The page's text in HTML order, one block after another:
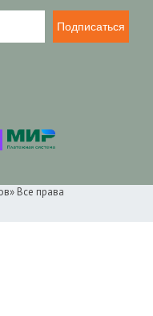
Подписаться
Все права